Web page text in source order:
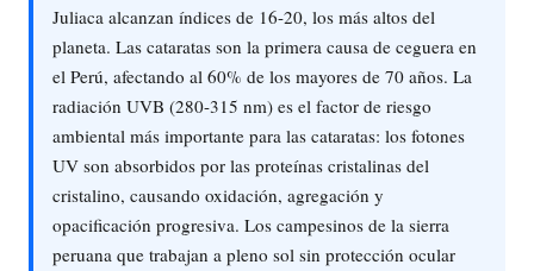
Juliaca alcanzan índices de 16-20, los más altos del
planeta. Las cataratas son la primera causa de ceguera en
el Perú, afectando al 60% de los mayores de 70 años. La
radiación UVB (280-315 nm) es el factor de riesgo
ambiental más importante para las cataratas: los fotones
UV son absorbidos por las proteínas cristalinas del
cristalino, causando oxidación, agregación y
opacificación progresiva. Los campesinos de la sierra
peruana que trabajan a pleno sol sin protección ocular